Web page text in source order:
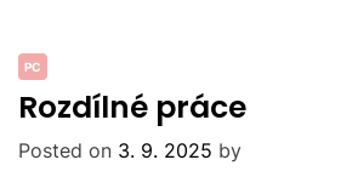
PC
Rozdílné práce
Posted on 3. 9. 2025 by